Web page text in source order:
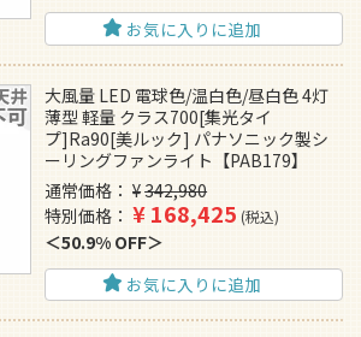
お気に入りに追加
大風量 LED 電球色/温白色/昼白色 4灯
薄型 軽量 クラス700[集光タイ
プ]Ra90[美ルック] パナソニック製シ
ーリングファンライト【PAB179】
通常価格
¥342,980
特別価格
¥168,425 税込
50.9% OFF
お気に入りに追加